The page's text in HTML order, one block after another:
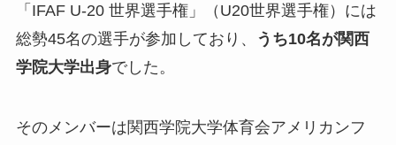
「IFAF U-20 世界選手権」（U20世界選手権）には
総勢45名の選手が参加しており、
うち10名が関西
学院大学出身でした。
そのメンバーは関西学院大学体育会アメリカンフ